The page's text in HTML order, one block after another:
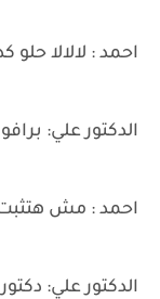
احمد : لالالا
الدكتور علي:
احمد : مش هتثبت
الدكتور علي: